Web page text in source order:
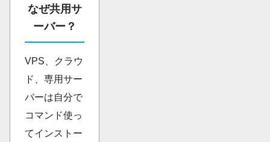
なぜ共用サ
ーバー？
VPS、クラウ
ド、専用サー
バーは自分で
コマンド使っ
てインストー